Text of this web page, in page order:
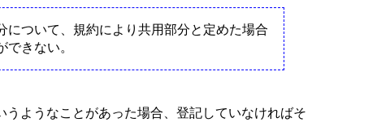
について、規約により共用部分と定めた場合
きない。
ようなことがあった場合、登記していなければそ